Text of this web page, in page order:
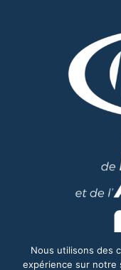
Nous utilisons des
expérience sur notre